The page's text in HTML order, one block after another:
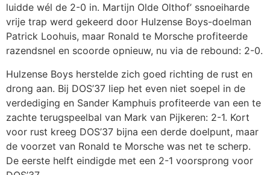
luidde wél de 2-0 in. Martijn Olde Olthof’ ssnoeiharde
vrije trap werd gekeerd door Hulzense Boys-doelman
Patrick Loohuis, maar Ronald te Morsche profiteerde
razendsnel en scoorde opnieuw, nu via de rebound: 2-0.
Hulzense Boys herstelde zich goed richting de rust en
drong aan. Bij DOS’37 liep het even niet soepel in de
verdediging en Sander Kamphuis profiteerde van een te
zachte terugspeelbal van Mark van Pijkeren: 2-1. Kort
voor rust kreeg DOS’37 bijna een derde doelpunt, maar
de voorzet van Ronald te Morsche was net te scherp.
De eerste helft eindigde met een 2-1 voorsprong voor